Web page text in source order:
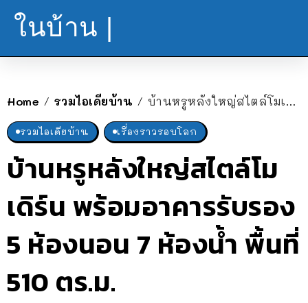
ในบ้าน |
Home / รวมไอเดียบ้าน / บ้านหรูหลังใหญ่สไตล์โมเดิร์น พร้อมอาคารรับรอง 5 ห้องนอน 7 ห้องน้ำ พื้นที่ 510 ตร.ม.
รวมไอเดียบ้าน เรื่องราวรอบโลก
บ้านหรูหลังใหญ่สไตล์โม
เดิร์น พร้อมอาคารรับรอง
5 ห้องนอน 7 ห้องน้ำ พื้นที่
510 ตร.ม.